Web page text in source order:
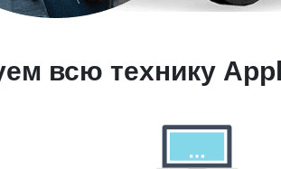
всю технику